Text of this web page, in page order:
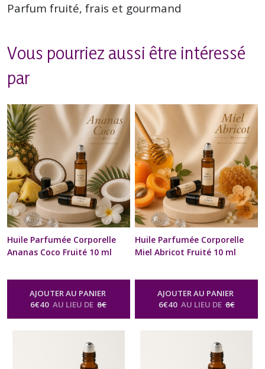
Parfum fruité, frais et gourmand
Vous pourriez aussi être intéressé
par
Huile Parfumée Corporelle
Ananas Coco Fruité 10 ml
Poignets Cadeau Beauté bien
être Homme Femme St-
Huile Parfumée Corporelle
Naturelle Senteur Fruitée
AJOUTER AU PANIER
6€40 AU LIEU DE 8€
Huile Parfumée Corporelle
Miel Abricot Fruité 10 ml
Poignets Cadeau Beauté bien
être Homme Femme St-
Huile Parfumée Corporelle
Naturelle Senteur Fruitée
AJOUTER AU PANIER
6€40 AU LIEU DE 8€